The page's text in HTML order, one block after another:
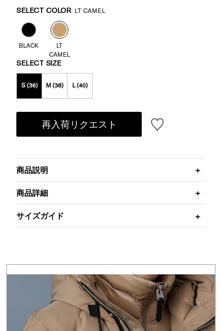
Variations
SELECT COLOR LT CAMEL
BLACK
LT
CAMEL
SELECT SIZE
S (36) M (38) L (40)
再入荷リクエスト
商品説明
商品詳細
サイズガイド